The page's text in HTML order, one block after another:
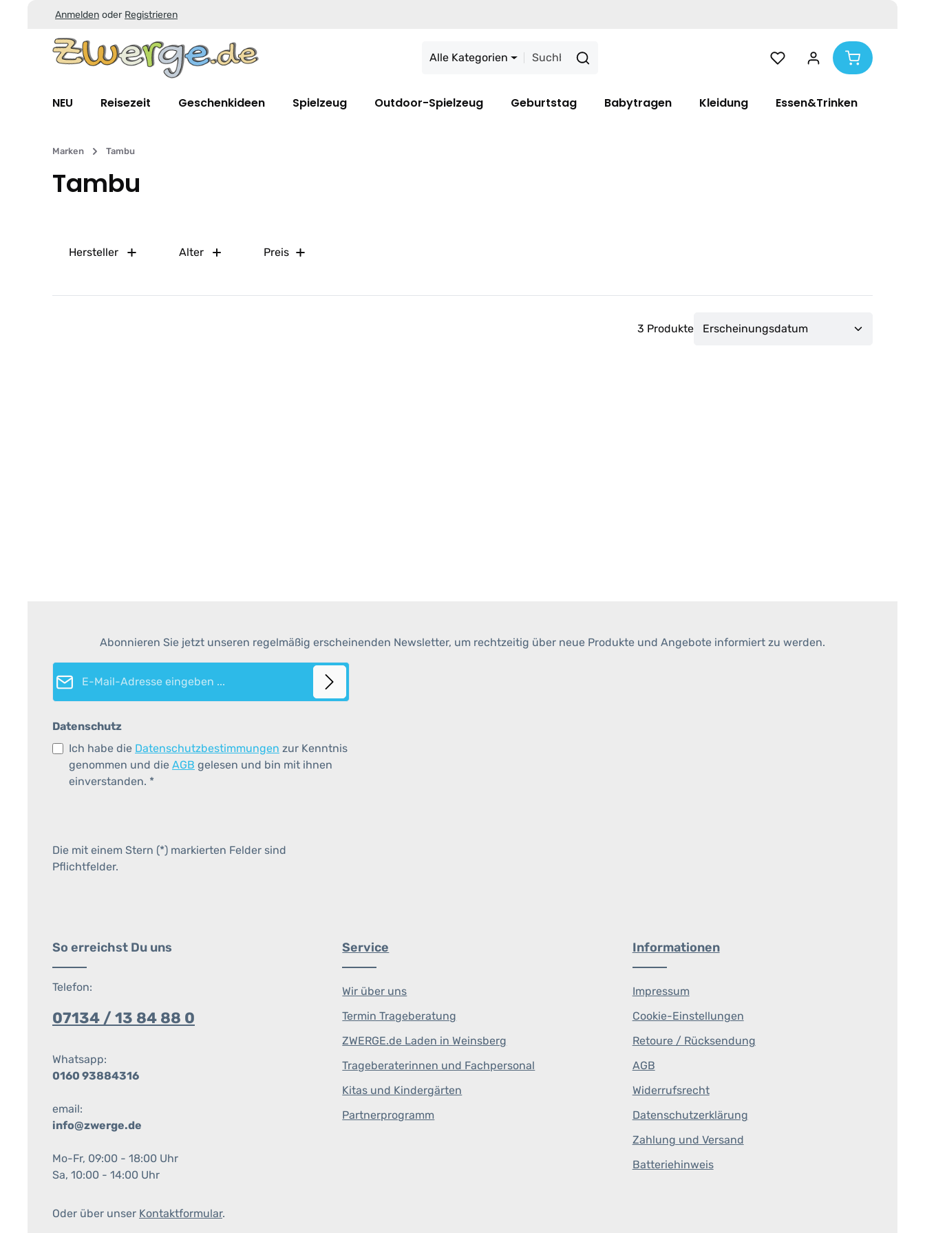
Zum Hauptinhalt springen
Zur Suche springen
Zur Hauptnavigation springen
Anmelden oder Registrieren
Alle Kategorien
NEU Reisezeit Geschenkideen Spielzeug Outdoor-Spielzeug Geburtstag Babytragen Kleidung Essen&Trinken
Marken Tambu
Tambu
Hersteller Alter Preis
3 Produkte
Abonnieren Sie jetzt unseren regelmäßig erscheinenden Newsletter, um rechtzeitig über neue Produkte und Angebote informiert zu werden.
E-Mail-Adresse*
Datenschutz
Ich habe die Datenschutzbestimmungen zur Kenntnis
genommen und die AGB gelesen und bin mit ihnen
einverstanden. *
Die mit einem Stern (*) markierten Felder sind
Pflichtfelder.
So erreichst Du uns
Telefon:
07134 / 13 84 88 0
Whatsapp:
0160 93884316
email:
info@zwerge.de
Mo-Fr, 09:00 - 18:00 Uhr
Sa, 10:00 - 14:00 Uhr
Oder über unser Kontaktformular.
Service
Wir über uns
Termin Trageberatung
ZWERGE.de Laden in Weinsberg
Trageberaterinnen und Fachpersonal
Kitas und Kindergärten
Partnerprogramm
Informationen
Impressum
Cookie-Einstellungen
Retoure / Rücksendung
AGB
Widerrufsrecht
Datenschutzerklärung
Zahlung und Versand
Batteriehinweis